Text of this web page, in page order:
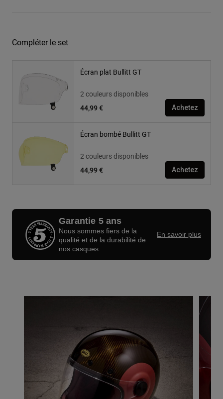
Compléter le set
Écran plat Bullitt GT
2 couleurs disponibles
44,99 €
Achetez
Écran bombé Bullitt GT
2 couleurs disponibles
44,99 €
Achetez
Garantie 5 ans
Nous sommes fiers de la
qualité et de la durabilité de
nos casques.
En savoir plus